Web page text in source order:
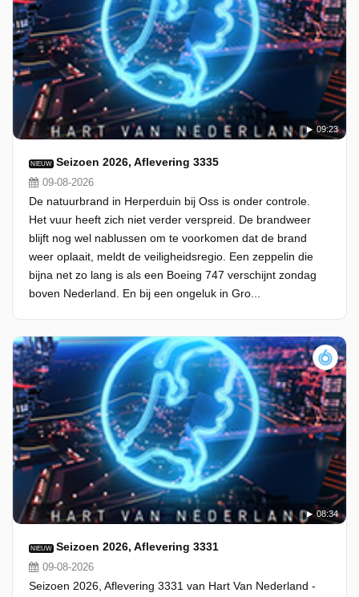
09:23
NIEUW Seizoen 2026, Aflevering 3335
09-08-2026
De natuurbrand in Herperduin bij Oss is onder controle.
Het vuur heeft zich niet verder verspreid. De brandweer
blijft nog wel nablussen om te voorkomen dat de brand
weer oplaait, meldt de veiligheidsregio. Een zeppelin die
bijna net zo lang is als een Boeing 747 verschijnt zondag
boven Nederland. En bij een ongeluk in Gro...
08:34
NIEUW Seizoen 2026, Aflevering 3331
09-08-2026
Seizoen 2026, Aflevering 3331 van Hart Van Nederland -